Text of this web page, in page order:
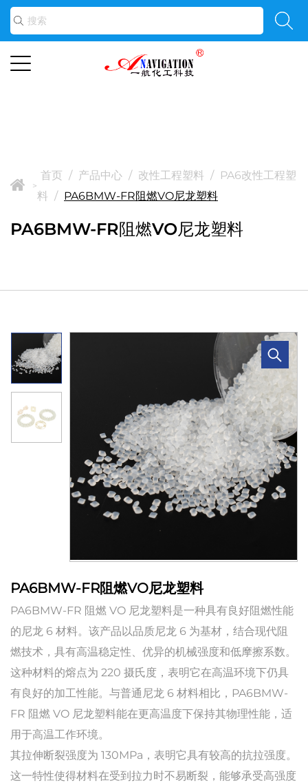
>
首页 / 产品中心 / 改性工程塑料 / PA6改性工程塑
料 / PA6BMW-FR阻燃VO尼龙塑料
PA6BMW-FR阻燃VO尼龙塑料
PA6BMW-FR阻燃VO尼龙塑料
PA6BMW-FR 阻燃 VO 尼龙塑料是一种具有良好阻燃性能
的尼龙 6 材料。该产品以品质尼龙 6 为基材，结合现代阻
燃技术，具有高温稳定性、优异的机械强度和低摩擦系数。
这种材料的熔点为 220 摄氏度，表明它在高温环境下仍具
有良好的加工性能。与普通尼龙 6 材料相比，PA6BMW-
FR 阻燃 VO 尼龙塑料能在更高温度下保持其物理性能，适
用于高温工作环境。
其拉伸断裂强度为 130MPa，表明它具有较高的抗拉强度。
这一特性使得材料在受到拉力时不易断裂，能够承受高强度